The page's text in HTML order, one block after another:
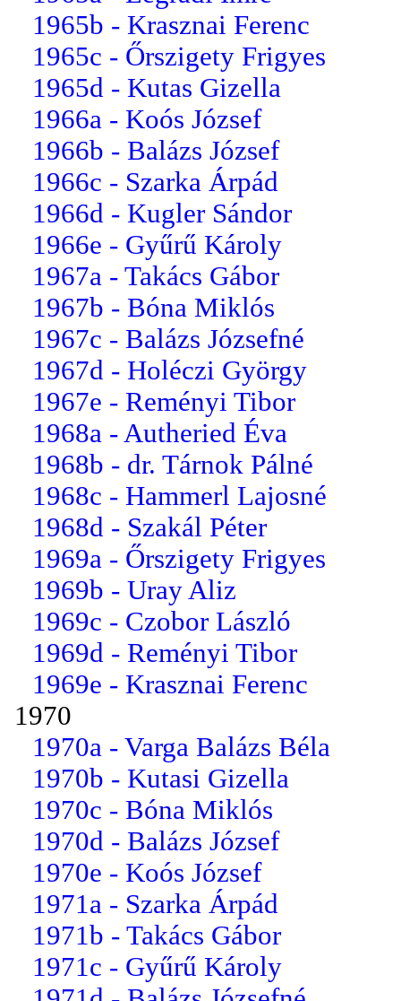
1965b - Krasznai Ferenc
1965c - Őrszigety Frigyes
1965d - Kutas Gizella
1966a - Koós József
1966b - Balázs József
1966c - Szarka Árpád
1966d - Kugler Sándor
1966e - Gyűrű Károly
1967a - Takács Gábor
1967b - Bóna Miklós
1967c - Balázs Józsefné
1967d - Holéczi György
1967e - Reményi Tibor
1968a - Autheried Éva
1968b - dr. Tárnok Pálné
1968c - Hammerl Lajosné
1968d - Szakál Péter
1969a - Őrszigety Frigyes
1969b - Uray Aliz
1969c - Czobor László
1969d - Reményi Tibor
1969e - Krasznai Ferenc
1970
1970a - Varga Balázs Béla
1970b - Kutasi Gizella
1970c - Bóna Miklós
1970d - Balázs József
1970e - Koós József
1971a - Szarka Árpád
1971b - Takács Gábor
1971c - Gyűrű Károly